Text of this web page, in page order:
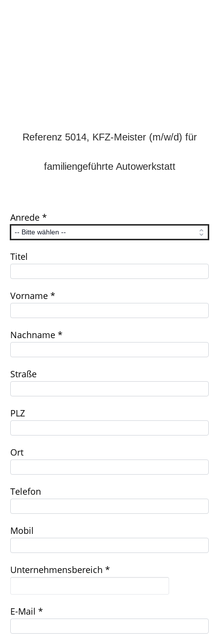
Referenz 5014, KFZ-Meister (m/w/d) für
familiengeführte Autowerkstatt
Anrede *
Titel
Vorname *
Nachname *
Straße
PLZ
Ort
Telefon
Mobil
Unternehmensbereich *
E-Mail *